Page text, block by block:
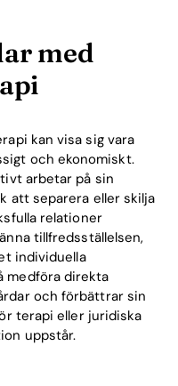
med
kan visa sig vara
och ekonomiskt.
arbetar på sin
att separera eller skilja
relationer
tillfredsställelsen,
individuella
medföra direkta
och förbättrar sin
terapi eller juridiska
uppstår.